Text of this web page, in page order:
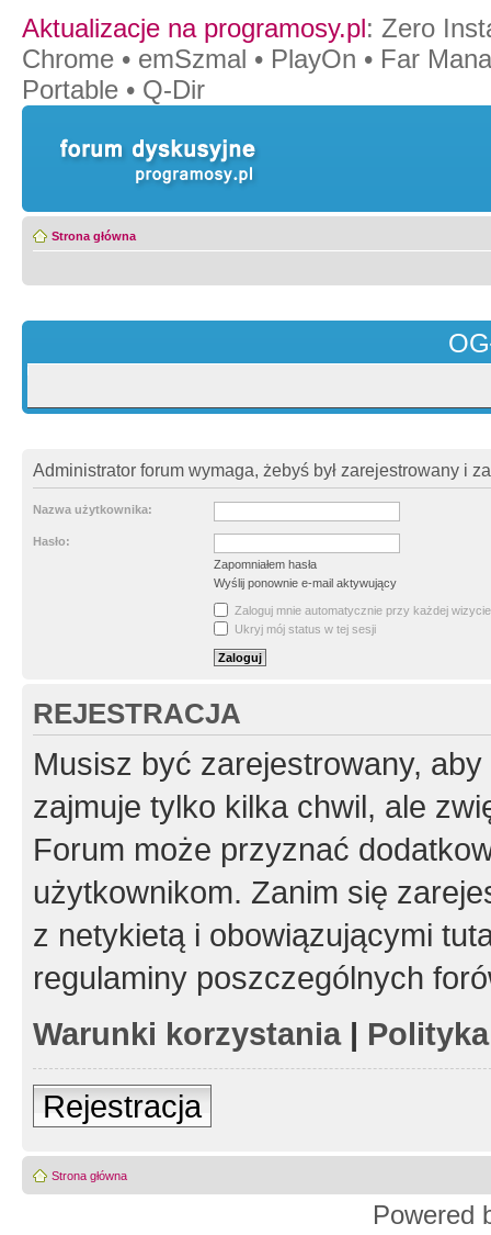
Aktualizacje na programosy.pl: Zero
Chrome • emSzmal • PlayOn • Far
Portable • Q-Dir
Strona główna
Administrator forum wymaga, żebyś był zarejestrowany i
Nazwa użytkownika:
Hasło:
Zapomniałem hasła
Wyślij ponownie e-mail aktywujący
Zaloguj mnie automatycznie przy każdej wizycie
Ukryj mój status w tej sesji
REJESTRACJA
Musisz być zarejestrowany,
zajmuje tylko kilka chwil, ale
Forum może przyznać
użytkownikom. Zanim się
z netykietą i obowiązującymi
regulaminy poszczególnych
Warunki korzystania|
Rejestracja
Strona główna
Powered